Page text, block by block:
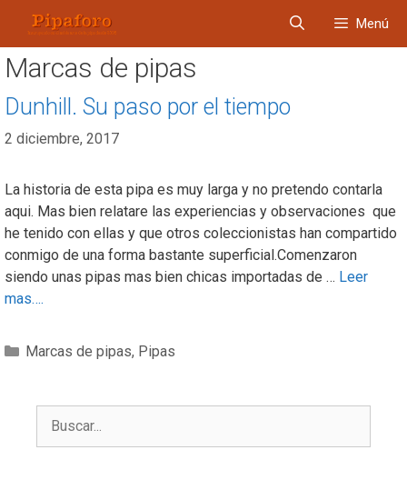
contenido
Menú
Marcas de pipas
Dunhill. Su paso por el tiempo​
2 diciembre, 2017
La historia de esta pipa es muy larga y no pretendo contarla
aqui. Mas bien relatare las experiencias y observaciones que
he tenido con ellas y que otros coleccionistas han compartido
conmigo de una forma bastante superficial.Comenzaron
siendo unas pipas mas bien chicas importadas de … Leer
mas….
Categorías
Marcas de pipas, Pipas
Buscar: